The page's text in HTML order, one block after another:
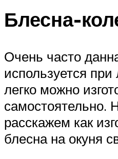
Блесна-
Очень часто
используется
легко можно
расскажем как
блесна на окуня